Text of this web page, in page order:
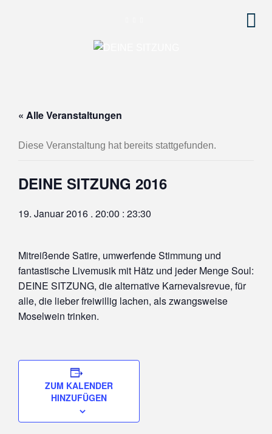
« Alle Veranstaltungen
Diese Veranstaltung hat bereits stattgefunden.
DEINE SITZUNG 2016
19. Januar 2016 . 20:00 : 23:30
Mitreißende Satire, umwerfende Stimmung und
fantastische Livemusik mit Hätz und jeder Menge Soul:
DEINE SITZUNG, die alternative Karnevalsrevue, für
alle, die lieber freiwillig lachen, als zwangsweise
Moselwein trinken.
ZUM KALENDER
HINZUFÜGEN